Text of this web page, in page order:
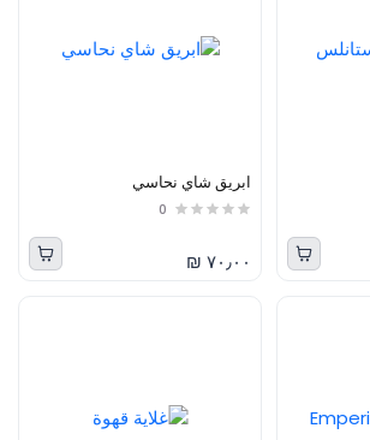
ابريق شاي نحاسي
0
٧٠٫٠٠ ₪